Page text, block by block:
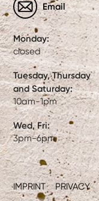
IMPRINT PRIVACY
Email
Monday:
closed
Tuesday, Thursday
and Saturday:
10am-1pm
Wed, Fri:
3pm-6pm